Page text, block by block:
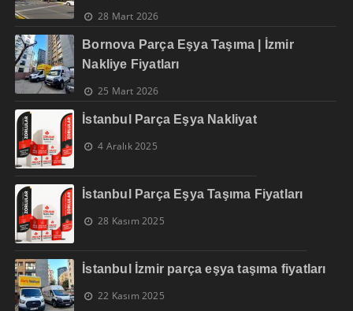
28 Mart 2026
Bornova Parça Eşya Taşıma | İzmir
Nakliye Fiyatları
25 Mart 2026
İstanbul Parça Eşya Nakliyat
4 Aralık 2025
İstanbul Parça Eşya Taşıma Fiyatları
28 Kasım 2025
İstanbul İzmir parça eşya taşıma fiyatları
22 Kasım 2025